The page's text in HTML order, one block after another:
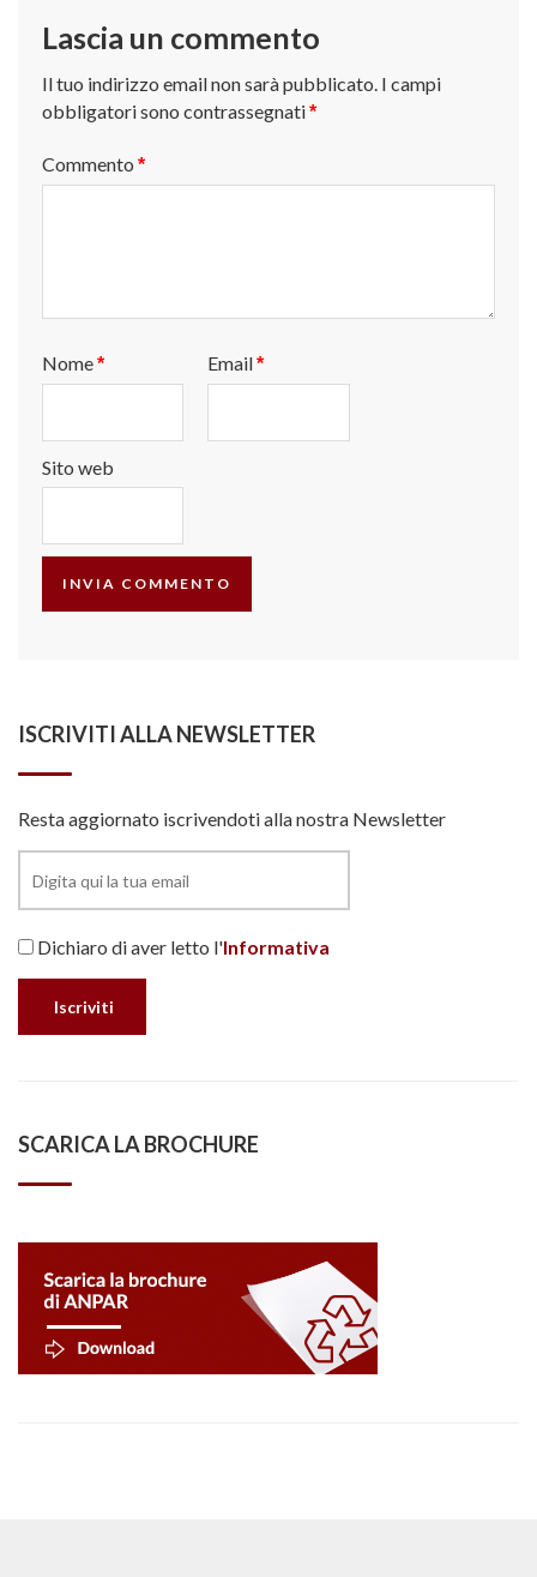
Lascia un commento
Il tuo indirizzo email non sarà pubblicato. I campi
obbligatori sono contrassegnati*
Commento *
Nome* Email*
Sito web
ISCRIVITI ALLA NEWSLETTER
Resta aggiornato iscrivendoti alla nostra Newsletter
Dichiaro di aver letto l'Informativa
SCARICA LA BROCHURE